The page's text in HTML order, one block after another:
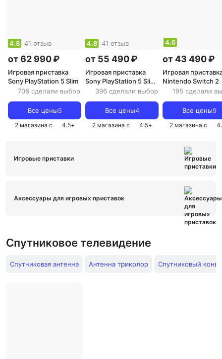
4.8 41 отзыв
от 62 990 ₽
Игровая приставка
Sony PlayStation 5 Slim
708 сделали выбор
Все цены5
2 магазина с 4.5+
4.8 41 отзыв
от 55 490 ₽
Игровая приставка
Sony PlayStation 5 Slim
Digital Edition
396 сделали выбор
Все цены4
2 магазина с 4.5+
4.6
от 43 490 ₽
Игровая
Nintendo Switch 2
195 сделали
Все цены9
2 магазина с
Игровые приставки
Аксессуары для игровых приставок
Спутниковое телевидение
Спутниковая антенна Антенна триколор Спутниковый